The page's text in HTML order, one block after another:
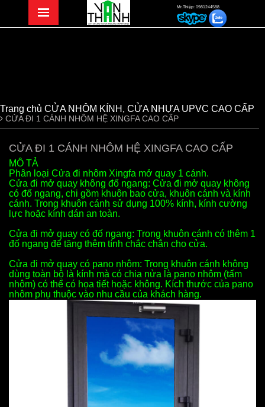
Mr.Thiệp: 0981244588
Trang chủ CỬA NHÔM KÍNH, CỬA NHỰA UPVC CAO CẤP
CỬA ĐI 1 CÁNH NHÔM HỆ XINGFA CAO CẤP
CỬA ĐI 1 CÁNH NHÔM HỆ XINGFA CAO CẤP
MÔ TẢ
Phân loại Cửa đi nhôm Xingfa mở quay 1 cánh.
Cửa đi mở quay không đố ngang: Cửa đi mở quay không
có đố ngang, chi gồm khuôn bao cửa, khuôn cánh và kính
cánh. Trong khuôn cánh sử dụng 100% kính, kính cường
lực hoặc kính dán an toàn.
Cửa đi mở quay có đố ngang: Trong khuôn cánh có thêm 1
đố ngang để tăng thêm tính chắc chắn cho cửa.
Cửa đi mở quay có pano nhôm: Trong khuôn cánh không
dùng toàn bộ là kính mà có chia nửa là pano nhôm (tấm
nhôm) có thể có họa tiết hoặc không. Kích thước của pano
nhôm phụ thuộc vào nhu cầu của khách hàng.